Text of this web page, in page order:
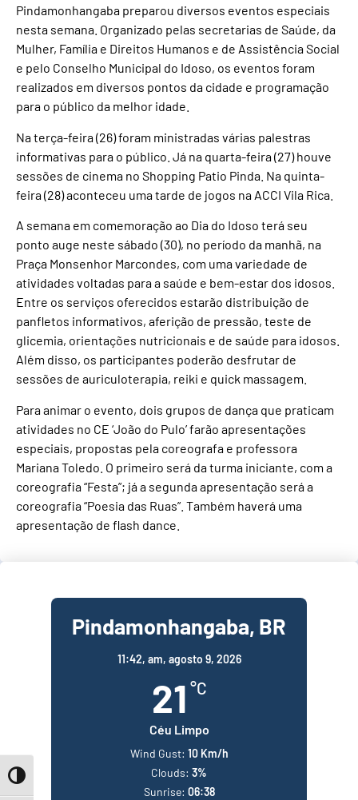
Toggle High Contrast
Pindamonhangaba preparou diversos eventos especiais
nesta semana. Organizado pelas secretarias de Saúde, da
Mulher, Família e Direitos Humanos e de Assistência Social
e pelo Conselho Municipal do Idoso, os eventos foram
realizados em diversos pontos da cidade e programação
para o público da melhor idade.
Na terça-feira (26) foram ministradas várias palestras
informativas para o público. Já na quarta-feira (27) houve
sessões de cinema no Shopping Patio Pinda. Na quinta-
feira (28) aconteceu uma tarde de jogos na ACCI Vila Rica.
A semana em comemoração ao Dia do Idoso terá seu
ponto auge neste sábado (30), no período da manhã, na
Praça Monsenhor Marcondes, com uma variedade de
atividades voltadas para a saúde e bem-estar dos idosos.
Entre os serviços oferecidos estarão distribuição de
panfletos informativos, aferição de pressão, teste de
glicemia, orientações nutricionais e de saúde para idosos.
Além disso, os participantes poderão desfrutar de
sessões de auriculoterapia, reiki e quick massagem.
Para animar o evento, dois grupos de dança que praticam
atividades no CE ‘João do Pulo’ farão apresentações
especiais, propostas pela coreografa e professora
Mariana Toledo. O primeiro será da turma iniciante, com a
coreografia “Festa”; já a segunda apresentação será a
coreografia “Poesia das Ruas”. Também haverá uma
apresentação de flash dance.
Pindamonhangaba, BR
11:42, am, agosto 9, 2026
21 °C
Céu Limpo
Wind Gust: 10 Km/h
Clouds: 3%
Sunrise: 06:38